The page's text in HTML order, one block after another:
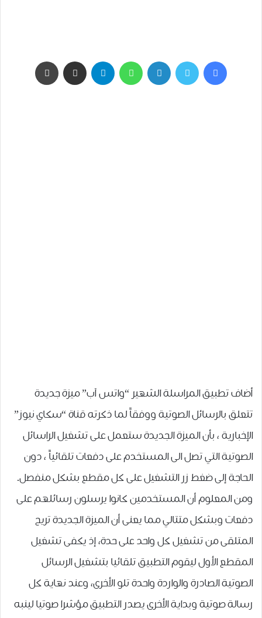
فيسبوك تويتر لينكدإن واتساب تيلقرام مشاركة عبر البريد
أضاف تطبيق المراسلة الشهير “واتس آب” ميزة جديدة
تتعلق بالرسائل الصوتية ووفقاً لما ذكرته قناة “سكاي نيوز”
الإخبارية ، بأن الميزة الجديدة ستعمل على تشغيل الراسائل
الصوتية التي تصل الى المستخدم على دفعات تلقائياً ، دون
الحاجة إلى ضغط زر التشغيل على كل مقطع بشكل منفصل.
ومن المعلوم أن المستخدمين كانوا يرسلون رسائلهم على
دفعات وبشكل متتالي مما يعنى أن الميزة الجديدة تريح
المتلقى من تشغيل كل واحد على حدة، إذ يكفى تشغيل
المقطع الأول ليقوم التطبيق تلقائيا بتشغيل الرسائل
الصوتية الصادرة والواردة واحدة تلو الأخرى، وعند نهاية كل
رسالة صوتية وبداية الأخرى يصدر التطبيق مؤشرا صوتيا لينبه